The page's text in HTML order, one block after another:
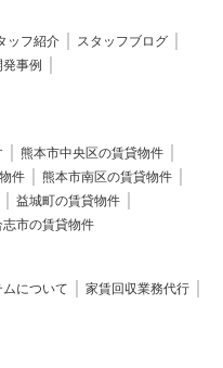
ッフ紹介
スタッフブログ
事例
熊本市中央区の賃貸物件
件
熊本市南区の賃貸物件
益城町の賃貸物件
志市の賃貸物件
について
家賃回収業務代行